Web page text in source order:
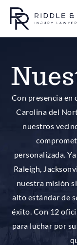
Con presencia en
Carolina del
nuestros
personalizada.
Raleigh,
nuestra misión
alto estándar de
éxito. Con 12
para luchar por